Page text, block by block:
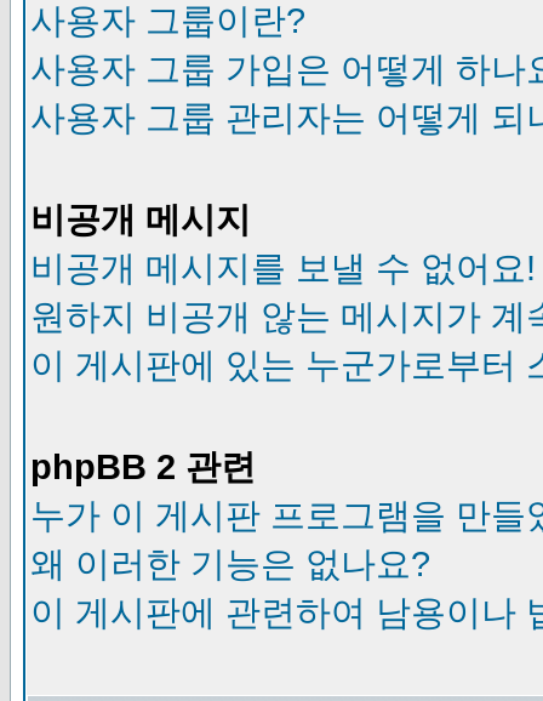
사용자 그룹이란?
사용자 그룹 가입은 어떻게 하나
사용자 그룹 관리자는 어떻게 되
비공개 메시지
비공개 메시지를 보낼 수 없어요!
원하지 비공개 않는 메시지가 계
이 게시판에 있는 누군가로부터
phpBB 2 관련
누가 이 게시판 프로그램을 만들
왜 이러한 기능은 없나요?
이 게시판에 관련하여 남용이나